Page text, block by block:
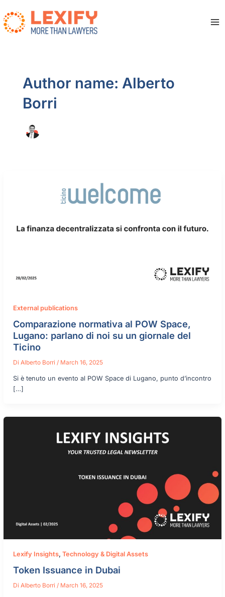
to
content
Author name: Alberto
Borri
External publications
Comparazione normativa al POW Space,
Lugano: parlano di noi su un giornale del
Ticino
DiAlberto Borri/ March 16, 2025
Si è tenuto un evento al POW Space di Lugano, punto d’incontro
[…]
Lexify Insights,Technology & Digital Assets
Token Issuance in Dubai
DiAlberto Borri/ March 16, 2025